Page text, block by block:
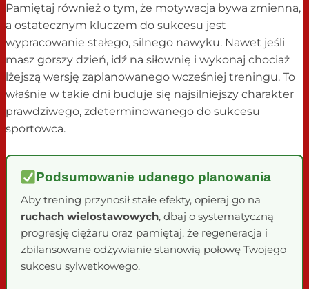
Pamiętaj również o tym, że motywacja bywa zmienna,
a ostatecznym kluczem do sukcesu jest
wypracowanie stałego, silnego nawyku. Nawet jeśli
masz gorszy dzień, idź na siłownię i wykonaj chociaż
lżejszą wersję zaplanowanego wcześniej treningu. To
właśnie w takie dni buduje się najsilniejszy charakter
prawdziwego, zdeterminowanego do sukcesu
sportowca.
Podsumowanie udanego planowania
Aby trening przynosił stałe efekty, opieraj go na
ruchach wielostawowych, dbaj o systematyczną
progresję ciężaru oraz pamiętaj, że regeneracja i
zbilansowane odżywianie stanowią połowę Twojego
sukcesu sylwetkowego.